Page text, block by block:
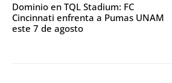
Dominio en TQL Stadium: FC
Cincinnati enfrenta a Pumas UNAM
este 7 de agosto